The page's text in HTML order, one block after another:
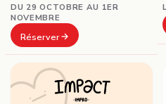
DU 29 OCTOBRE AU 1ER
NOVEMBRE
Réserver